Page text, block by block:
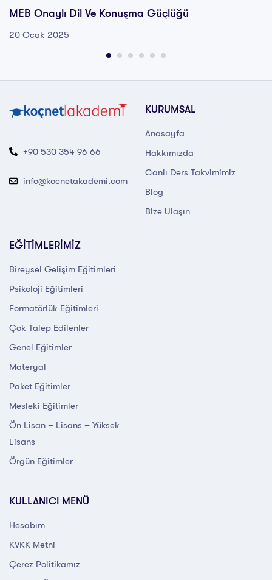
MEB Onaylı Dil Ve Konuşma Güçlüğü
20 Ocak 2025
+90 530 354 96 66
info@kocnetakademi.com
KURUMSAL
Anasayfa
Hakkımızda
Canlı Ders Takvimimiz
Blog
Bize Ulaşın
EĞİTİMLERİMİZ
Bireysel Gelişim Eğitimleri
Psikoloji Eğitimleri
Formatörlük Eğitimleri
Çok Talep Edilenler
Genel Eğitimler
Materyal
Paket Eğitimler
Mesleki Eğitimler
Ön Lisan – Lisans – Yüksek
Lisans
Örgün Eğitimler
KULLANICI MENÜ
Hesabım
KVKK Metni
Çerez Politikamız